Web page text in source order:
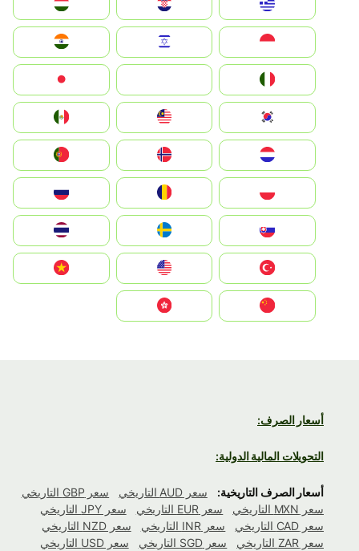
Hrvatska
Magyarország
Indonesia
South Korea
Nederland
Portugal
România
Slovensko
United States
Vietnam
أسعار الصرف:
التحويلات المالية الدولية:
أسعار الصرف التاريخية: سعر AUD التاريخي
سعر GBP التاريخي
سعر MXN التاريخي
سعر EUR التاريخي
سعر JPY التاريخي
سعر CAD التاريخي
سعر INR التاريخي
سعر NZD التاريخي
سعر ZAR التاريخي
سعر SGD التاريخي
سعر USD التاريخي